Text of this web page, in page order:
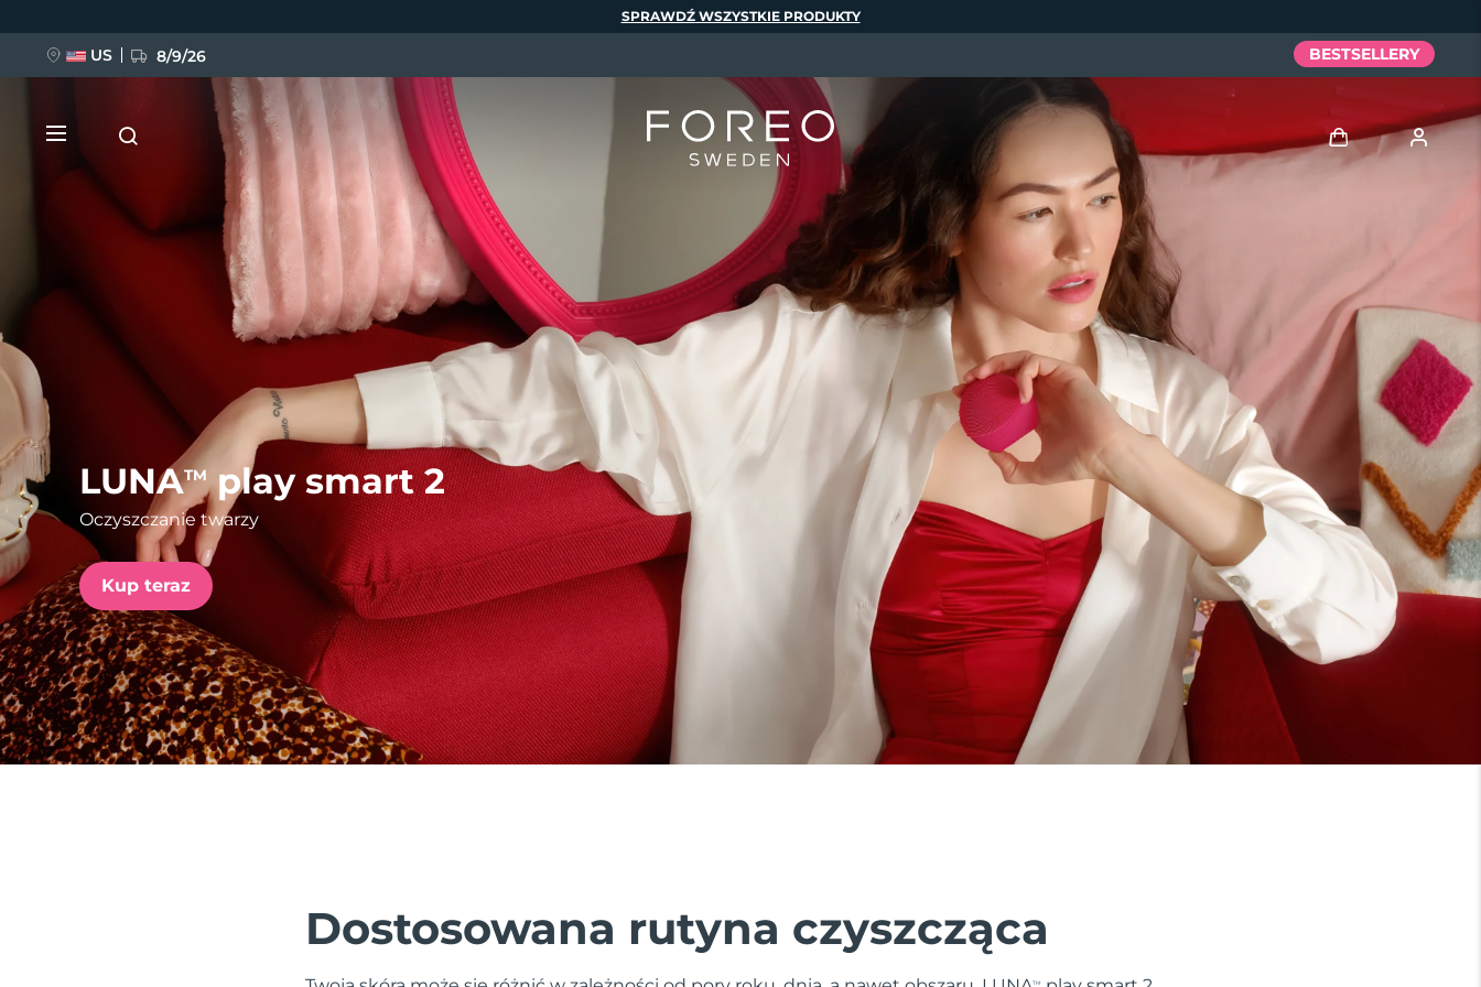
LUNATMplay smart 2
Oczyszczanie twarzy
Kup teraz
Dostosowana rutyna czyszcząca
TM
SPRAWDŹ WSZYSTKIE PRODUKTY
US 8/9/26 BESTSELLERY
Profil użytkownika
Moje urządzenia
Moje zamówienia
Moje adresy
Moje subskrypcje
FAQ™ Pure Beauty-Tech Elixir
BREAKING NEWS
issa™ Teeth Whitening Set
FAQ™ Dual LED Panel
POPULARNY